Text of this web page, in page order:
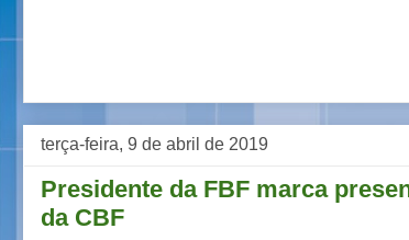
terça-feira, 9 de abril de 2019
Presidente da FBF marca
da CBF